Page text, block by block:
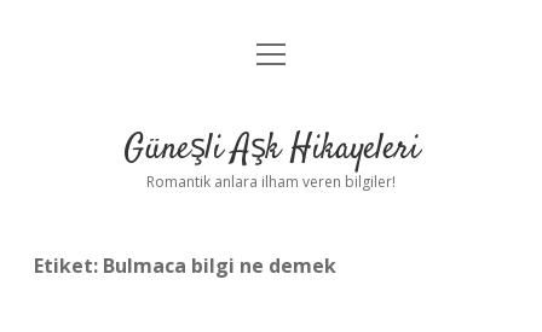
Anasayfa
Yasal Uyarı
menüyü
Güneşli Aşk Hikayeleri
Romantik anlara ilham veren bilgiler!
Etiket: Bulmaca bilgi ne demek